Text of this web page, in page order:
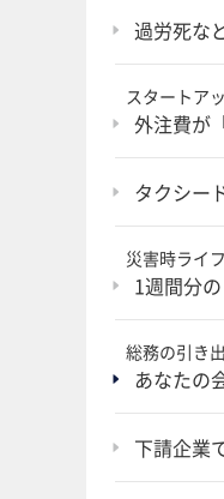
過労死な
スタートア
外注費が
タクシー
災害時ライ
1週間分
総務の引き
あなたの
下請企業